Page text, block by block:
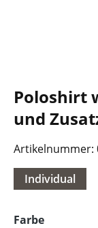
Poloshirt
und
Artikelnummer:
Individual
Farbe